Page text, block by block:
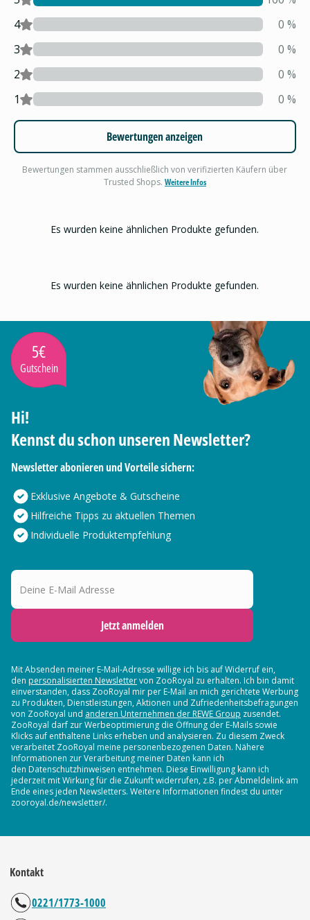
4
0 %
3
0 %
2
0 %
1
0 %
Bewertungen anzeigen
Bewertungen stammen ausschließlich von verifizierten Käufern über
Trusted Shops. Weitere Infos
Es wurden keine ähnlichen Produkte gefunden.
Es wurden keine ähnlichen Produkte gefunden.
5€
Gutschein
Hi!
Kennst du schon unseren Newsletter?
Newsletter abonieren und Vorteile sichern:
Exklusive Angebote & Gutscheine
Hilfreiche Tipps zu aktuellen Themen
Individuelle Produktempfehlung
Deine E-Mail Adresse
Jetzt anmelden
Mit Absenden meiner E-Mail-Adresse willige ich bis auf Widerruf ein,
den personalisierten Newslettervon ZooRoyal zu erhalten. Ich bin damit
einverstanden, dass ZooRoyal mir per E-Mail an mich gerichtete Werbung
zu Produkten, Dienstleistungen, Aktionen und Zufriedenheitsbefragungen
von ZooRoyal und anderen Unternehmen der REWE Group zusendet.
ZooRoyal darf zur Werbeoptimierung die Öffnung der E-Mails sowie
Klicks auf enthaltene Links erheben und analysieren. Zu diesem Zweck
verarbeitet ZooRoyal meine personenbezogenen Daten. Nähere
Informationen zur Verarbeitung meiner Daten kann ich
den Datenschutzhinweisen entnehmen. Diese Einwilligung kann ich
jederzeit mit Wirkung für die Zukunft widerrufen, z.B. per Abmeldelink am
Ende eines jeden Newsletters. Weitere Informationen findest du unter
zooroyal.de/newsletter/.
Kontakt
0221/1773-1000